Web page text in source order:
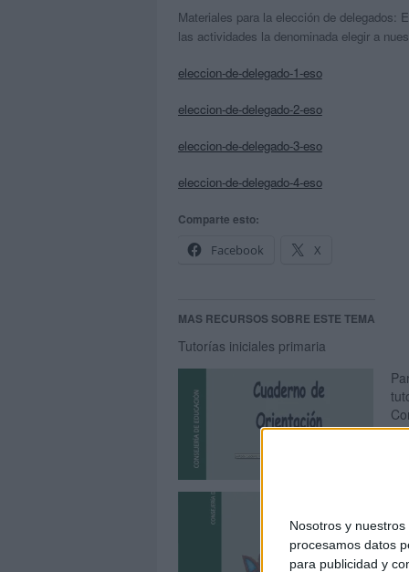
Nosotros y nuestros
procesamos datos
para publicidad y
Materiales para la elección de delegados:
las actividades la denominada elegir a
eleccion-de-delegado-1-eso
eleccion-de-delegado-2-eso
eleccion-de-delegado-3-eso
eleccion-de-delegado-4-eso
Comparte esto:
Facebook
X
MAS RECURSOS SOBRE ESTE TEMA
Tutorías iniciales primaria